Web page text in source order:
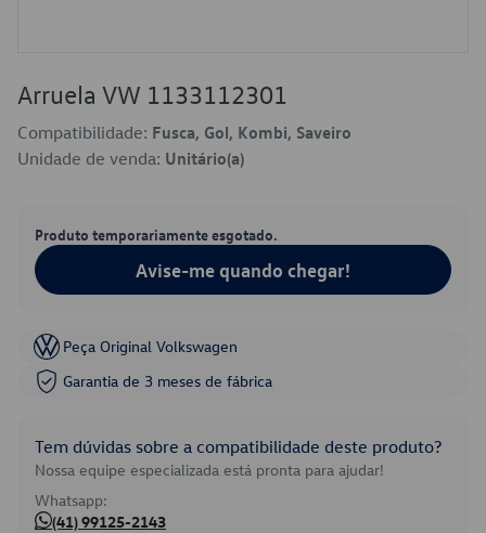
Arruela VW 1133112301
Compatibilidade: Fusca, Gol, Kombi, Saveiro
Unidade de venda: Unitário(a)
Produto temporariamente esgotado.
Avise-me quando chegar!
Peça Original Volkswagen
Garantia de 3 meses de fábrica
Tem dúvidas sobre a compatibilidade deste produto?
Nossa equipe especializada está pronta para ajudar!
Whatsapp:
(41) 99125-2143